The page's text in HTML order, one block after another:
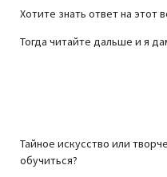
Хотите знать ответ на этот
Тогда читайте дальше и я
Тайное искусство или
обучиться?